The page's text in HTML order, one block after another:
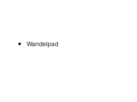
Wandelpad